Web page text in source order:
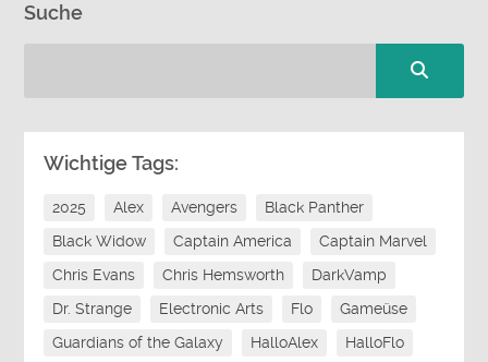
Suche
Wichtige Tags:
2025 Alex Avengers
Black Panther
Black Widow
Captain America
Captain Marvel
Chris Evans
Chris Hemsworth
DarkVamp
Dr. Strange
Electronic Arts Flo
Gameüse
Guardians of the Galaxy
HalloAlex
HalloFlo